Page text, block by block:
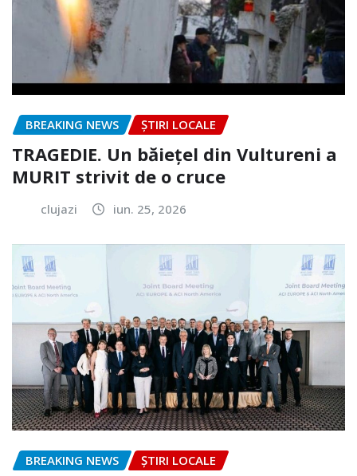
BREAKING NEWS ȘTIRI LOCALE
TRAGEDIE. Un băiețel din Vultureni a
MURIT strivit de o cruce
clujazi iun. 25, 2026
BREAKING NEWS ȘTIRI LOCALE